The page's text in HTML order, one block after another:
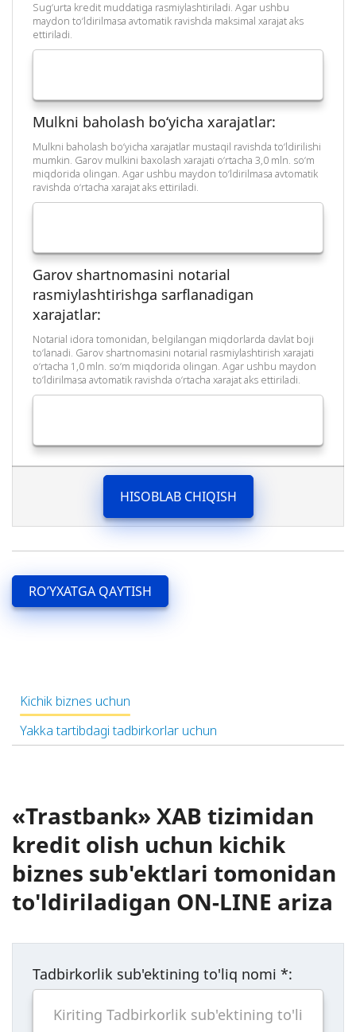
Sug‘urta kredit muddatiga rasmiylashtiriladi. Agar ushbu
maydon to‘ldirilmasa avtomatik ravishda maksimal xarajat aks
ettiriladi.
Mulkni baholash bo‘yicha xarajatlar:
Mulkni baholash bo‘yicha xarajatlar mustaqil ravishda to‘ldirilishi
mumkin. Garov mulkini baxolash xarajati o‘rtacha 3,0 mln. so‘m
miqdorida olingan. Agar ushbu maydon to‘ldirilmasa avtomatik
ravishda o‘rtacha xarajat aks ettiriladi.
Garov shartnomasini notarial
rasmiylashtirishga sarflanadigan
xarajatlar:
Notarial idora tomonidan, belgilangan miqdorlarda davlat boji
to‘lanadi. Garov shartnomasini notarial rasmiylashtirish xarajati
o‘rtacha 1,0 mln. so‘m miqdorida olingan. Agar ushbu maydon
to‘ldirilmasa avtomatik ravishda o‘rtacha xarajat aks ettiriladi.
HISOBLAB CHIQISH
RO’YXATGA QAYTISH
Kichik biznes uchun
Yakka tartibdagi tadbirkorlar uchun
«Trastbank» XAB tizimidan
kredit olish uchun kichik
biznes sub'ektlari tomonidan
to'ldiriladigan ON-LINE ariza
Tadbirkorlik sub'ektining to'liq nomi *: